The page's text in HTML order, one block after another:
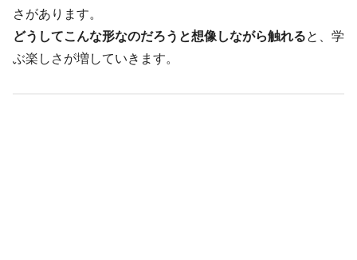
さがあります。
どうしてこんな形なのだろうと想像しながら触れると、学
ぶ楽しさが増していきます。